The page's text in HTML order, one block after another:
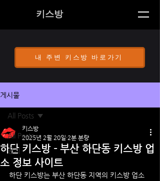
키스방
내 주변 키스방 바로가기
게시물
All Posts
공지
All Posts
하단 키스방 - 부산 하단동 키스방 업
소 정보 사이트
키스방
2025년 2월 20일 2분 분량
하단 키스방는 부산 하단동 지역의 키스방 업소